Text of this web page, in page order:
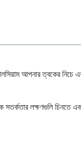
আপনার ত্বকের
লক্ষণগুলি চিনতে এবং